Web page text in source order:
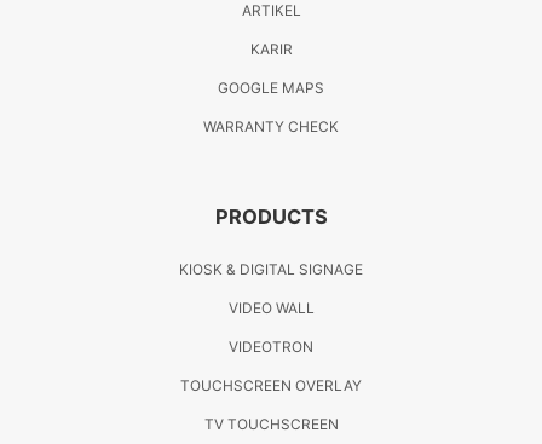
ARTIKEL
KARIR
GOOGLE MAPS
WARRANTY CHECK
PRODUCTS
KIOSK & DIGITAL SIGNAGE
VIDEO WALL
VIDEOTRON
TOUCHSCREEN OVERLAY
TV TOUCHSCREEN